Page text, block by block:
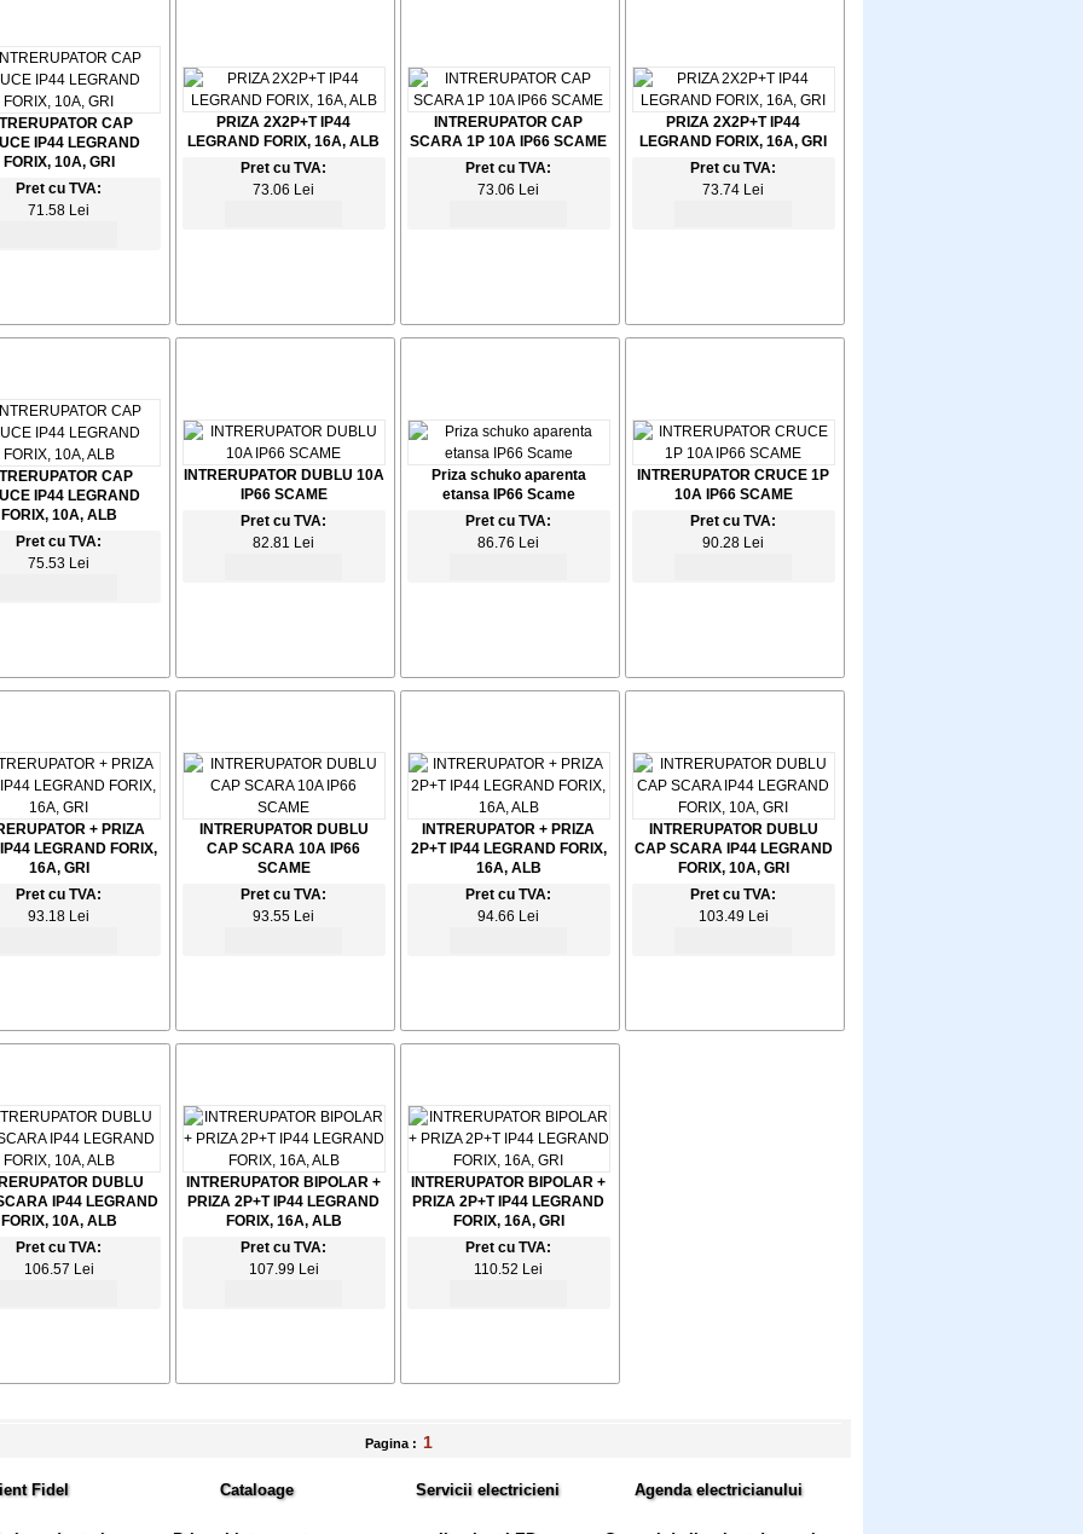
CAP
IP44 LEGRAND
FORIX, 10A, GRI
Pret cu TVA:
71.58 Lei
PRIZA 2X2P+T IP44
LEGRAND FORIX, 16A, ALB
Pret cu TVA:
73.06 Lei
INTRERUPATOR CAP
SCARA 1P 10A IP66 SCAME
Pret cu TVA:
73.06 Lei
PRIZA 2X2P+T IP44
LEGRAND FORIX, 16A, GRI
Pret cu TVA:
73.74 Lei
CAP
IP44 LEGRAND
FORIX, 10A, ALB
Pret cu TVA:
75.53 Lei
INTRERUPATOR DUBLU 10A
IP66 SCAME
Pret cu TVA:
82.81 Lei
Priza schuko aparenta
etansa IP66 Scame
Pret cu TVA:
86.76 Lei
INTRERUPATOR CRUCE 1P
10A IP66 SCAME
Pret cu TVA:
90.28 Lei
+ PRIZA
LEGRAND FORIX,
16A, GRI
Pret cu TVA:
93.18 Lei
INTRERUPATOR DUBLU
CAP SCARA 10A IP66
SCAME
Pret cu TVA:
93.55 Lei
INTRERUPATOR + PRIZA
2P+T IP44 LEGRAND FORIX,
16A, ALB
Pret cu TVA:
94.66 Lei
INTRERUPATOR DUBLU
CAP SCARA IP44 LEGRAND
FORIX, 10A, GRI
Pret cu TVA:
103.49 Lei
DUBLU
IP44 LEGRAND
FORIX, 10A, ALB
Pret cu TVA:
106.57 Lei
INTRERUPATOR BIPOLAR +
PRIZA 2P+T IP44 LEGRAND
FORIX, 16A, ALB
Pret cu TVA:
107.99 Lei
INTRERUPATOR BIPOLAR +
PRIZA 2P+T IP44 LEGRAND
FORIX, 16A, GRI
Pret cu TVA:
110.52 Lei
Pagina : 1
Fidel Cataloage Servicii electricieni Agenda electricianului